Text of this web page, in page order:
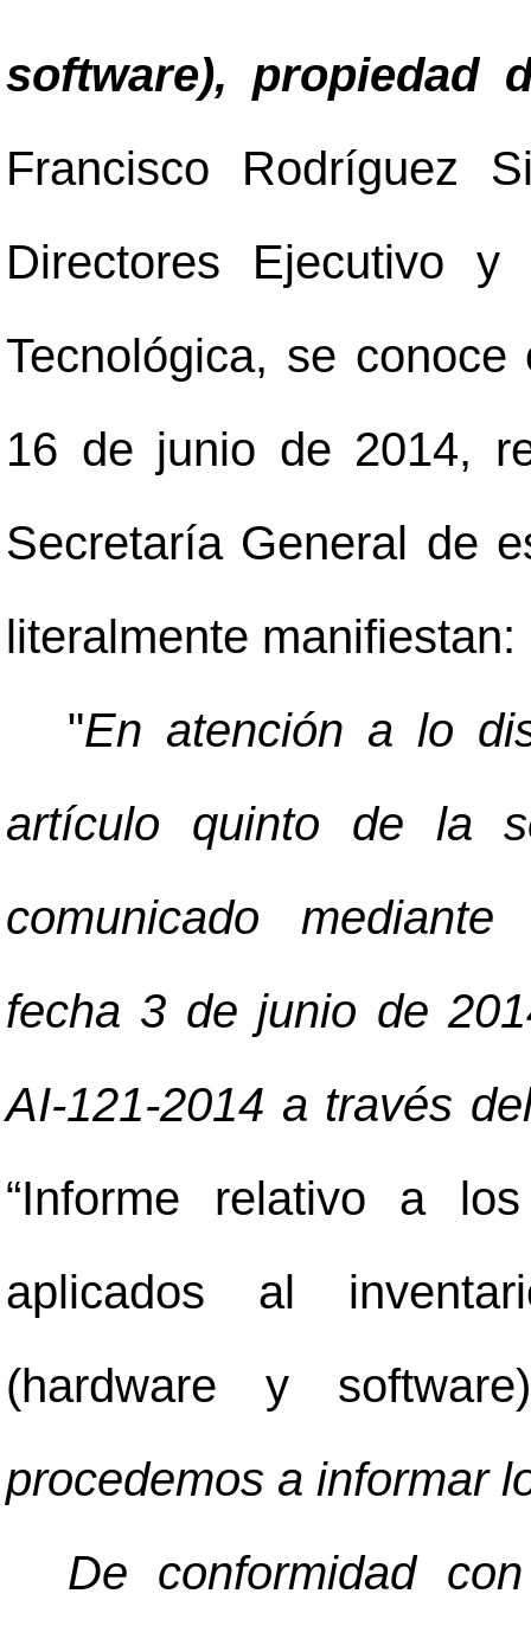
software), propiedad
Francisco Rodríguez
Directores Ejecutivo
Tecnológica, se conoce
16 de junio de 2014,
Secretaría General de
literalmente manifiestan:
"En atención a lo
artículo quinto de la
comunicado
fecha 3 de junio de
AI-121-2014 a través
“Informe relativo a
aplicados al
(hardware y
procedemos a informar
De conformidad